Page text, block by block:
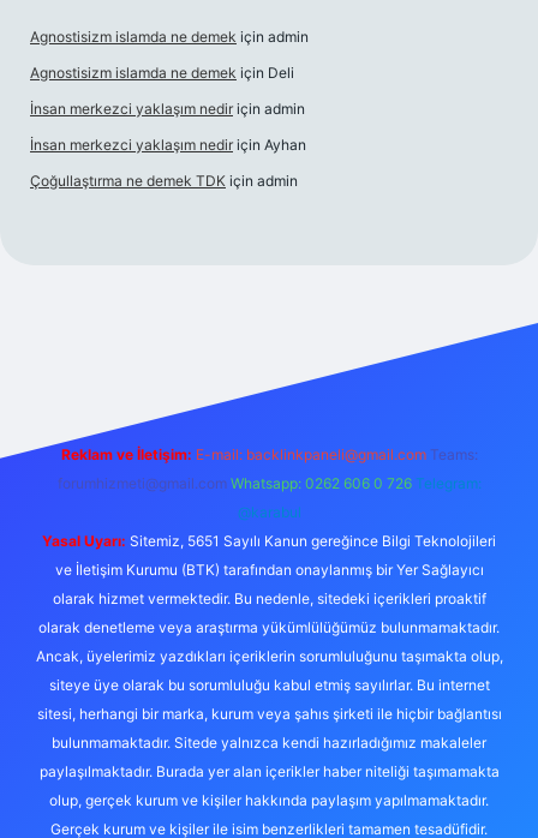
Agnostisizm islamda ne demek için admin
Agnostisizm islamda ne demek için Deli
İnsan merkezci yaklaşım nedir için admin
İnsan merkezci yaklaşım nedir için Ayhan
Çoğullaştırma ne demek TDK için admin
betexper güncel adres
Reklam ve İletişim: E-mail: backlinkpaneli@gmail.com Teams:
forumhizmeti@gmail.com Whatsapp: 0262 606 0 726 Telegram:
@karabul
Yasal Uyarı: Sitemiz, 5651 Sayılı Kanun gereğince Bilgi Teknolojileri
ve İletişim Kurumu (BTK) tarafından onaylanmış bir Yer Sağlayıcı
olarak hizmet vermektedir. Bu nedenle, sitedeki içerikleri proaktif
olarak denetleme veya araştırma yükümlülüğümüz bulunmamaktadır.
Ancak, üyelerimiz yazdıkları içeriklerin sorumluluğunu taşımakta olup,
siteye üye olarak bu sorumluluğu kabul etmiş sayılırlar. Bu internet
sitesi, herhangi bir marka, kurum veya şahıs şirketi ile hiçbir bağlantısı
bulunmamaktadır. Sitede yalnızca kendi hazırladığımız makaleler
paylaşılmaktadır. Burada yer alan içerikler haber niteliği taşımamakta
olup, gerçek kurum ve kişiler hakkında paylaşım yapılmamaktadır.
Gerçek kurum ve kişiler ile isim benzerlikleri tamamen tesadüfidir.